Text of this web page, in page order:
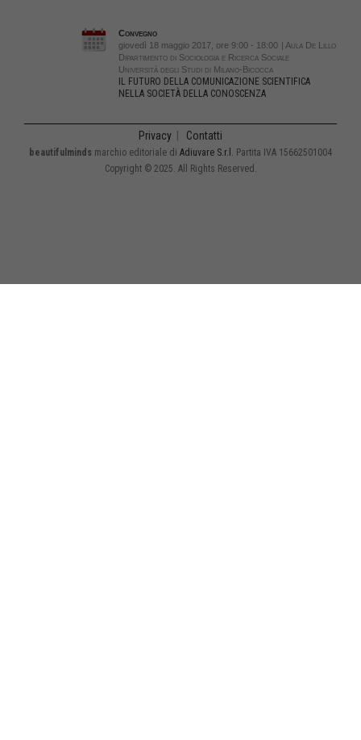
Convegno
giovedì 18 maggio 2017, ore 9:00 - 18:00
| Aula De Lillo
Dipartimento di Sociologia e Ricerca Sociale
Università degli Studi di Milano-Bicocca
IL FUTURO DELLA COMUNICAZIONE SCIENTIFICA
NELLA SOCIETÀ DELLA CONOSCENZA
Privacy Contatti
beautifulminds marchio editoriale di Adiuvare S.r.l. Partita IVA 15662501004
Copyright © 2025. All Rights Reserved.